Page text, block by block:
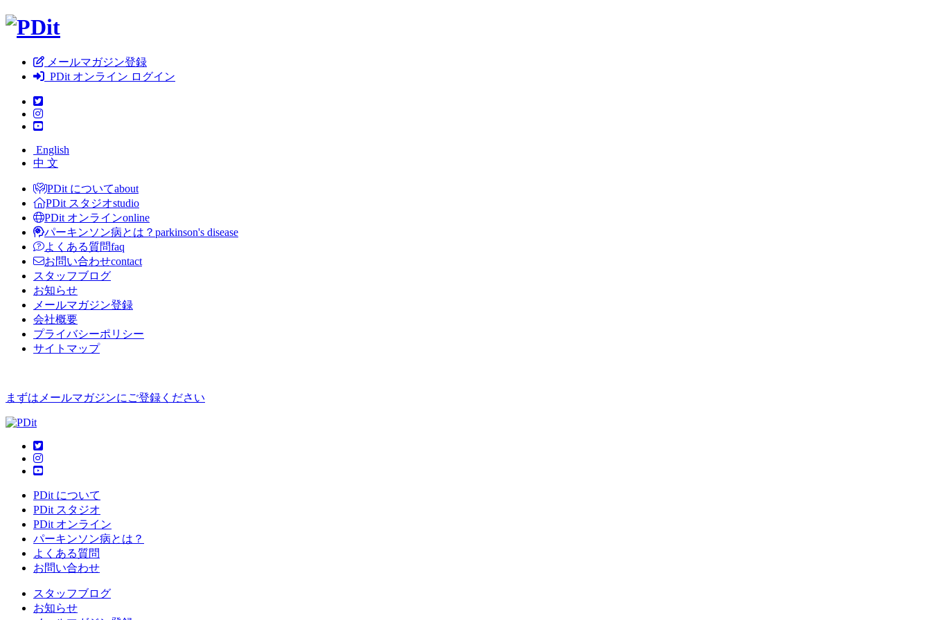
メールマガジン登録
PDit オンライン ログイン
English
中 文
PDit についてabout
PDit スタジオstudio
PDit オンラインonline
パーキンソン病とは？ parkinson's disease
よくある質問faq
お問い合わせcontact
スタッフブログ
お知らせ
メールマガジン登録
会社概要
プライバシーポリシー
サイトマップ
まずはメールマガジンにご登録ください
PDit について
PDit スタジオ
PDit オンライン
パーキンソン病とは？
よくある質問
お問い合わせ
スタッフブログ
お知らせ